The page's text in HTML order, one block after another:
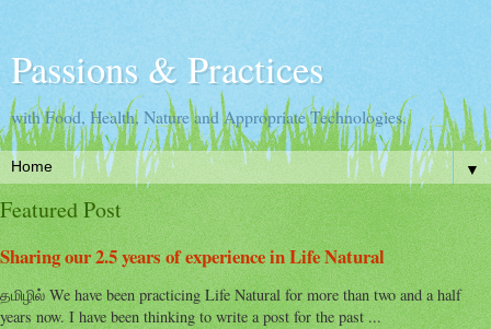
Passions & Practices
with Food, Health, Nature and Appropriate Technologies.
▼
Featured Post
Sharing our 2.5 years of experience in Life Natural
தமிழில் We have been practicing Life Natural for more than two and a half
years now. I have been thinking to write a post for the past ...